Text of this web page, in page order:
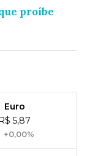
proíbe
Euro
5,87
+0,00%